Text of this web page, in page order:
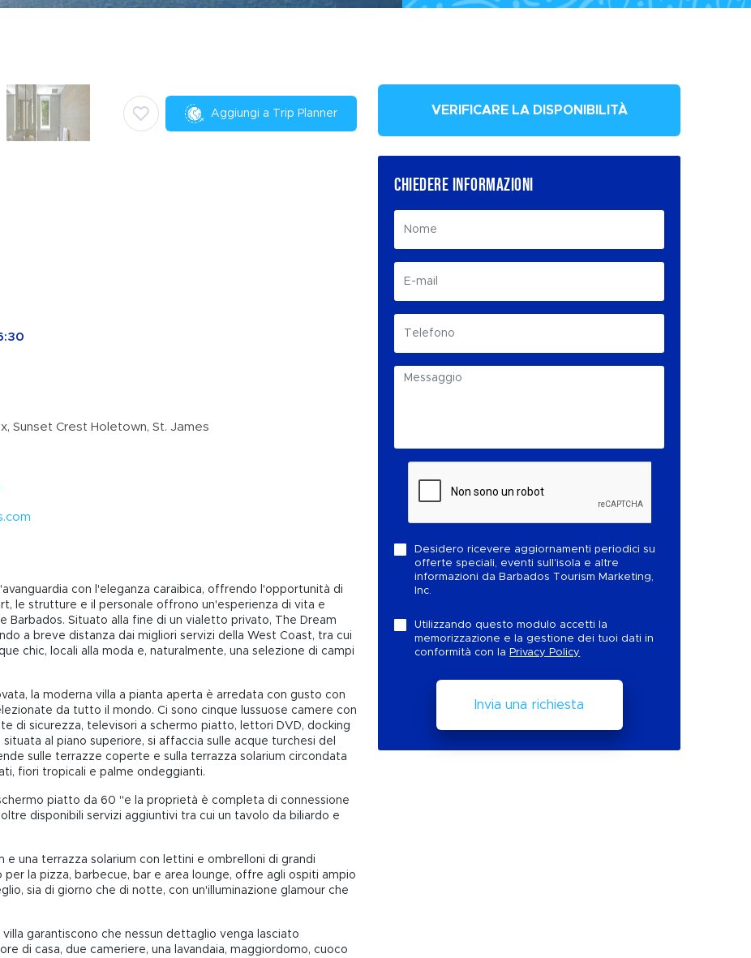
Aggiungi a Trip Planner
Sunset Crest Holetown, St. James
con l'eleganza caraibica, offrendo l'opportunità di
le strutture e il personale offrono un'esperienza di vita e
Barbados. Situato alla fine di un vialetto privato, The Dream
a breve distanza dai migliori servizi della West Coast, tra cui
chic, locali alla moda e, naturalmente, una selezione di campi
la moderna villa a pianta aperta è arredata con gusto con
da tutto il mondo. Ci sono cinque lussuose camere con
di sicurezza, televisori a schermo piatto, lettori DVD, docking
al piano superiore, si affaccia sulle acque turchesi del
sulle terrazze coperte e sulla terrazza solarium circondata
fiori tropicali e palme ondeggianti.
piatto da 60 "e la proprietà è completa di connessione
disponibili servizi aggiuntivi tra cui un tavolo da biliardo e
e una terrazza solarium con lettini e ombrelloni di grandi
la pizza, barbecue, bar e area lounge, offre agli ospiti ampio
sia di giorno che di notte, con un'illuminazione glamour che
garantiscono che nessun dettaglio venga lasciato
di casa, due cameriere, una lavandaia, maggiordomo, cuoco
VERIFICARE LA DISPONIBILITÀ
CHIEDERE INFORMAZIONI
Desidero ricevere aggiornamenti periodici su
offerte speciali, eventi sull'isola e altre
informazioni da Barbados Tourism Marketing,
Inc.
Utilizzando questo modulo accetti la
memorizzazione e la gestione dei tuoi dati in
conformità con la Privacy Policy